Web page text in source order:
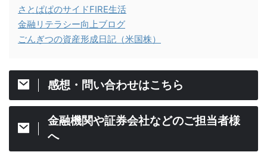
さとぱぱのサイドFIRE生活
金融リテラシー向上ブログ
ごんぎつの資産形成日記（米国株）
感想・問い合わせはこちら
金融機関や証券会社などのご担当者様
へ